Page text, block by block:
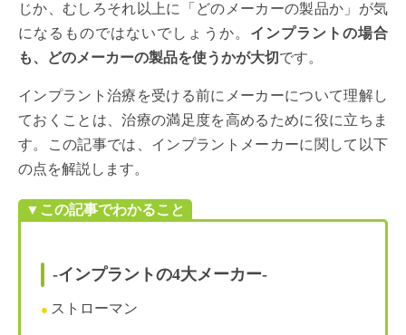
じか、むしろそれ以上に「どのメーカーの製品か」が気
になるものではないでしょうか。 インプラントの場合
も、どのメーカーの製品を使うかが大切 です。
インプラント治療を受ける前にメーカーについて理解し
ておくことは、治療の満足度を高めるために役に立ちま
す。この記事では、インプラントメーカーに関して以下
の点を解説します。
▼この記事でわかること
-インプラントの4大メーカー-
ストローマン